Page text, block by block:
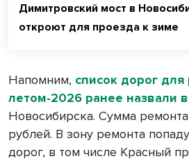
Димитровский мост в
откроют для проезда к зиме
Напомним, список дорог для
летом-2026 ранее назвали
Новосибирска. Сумма
рублей. В зону ремонта
дорог, в том числе Красный